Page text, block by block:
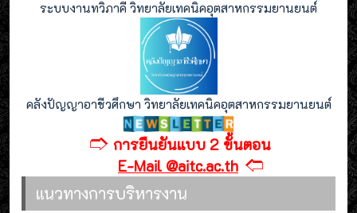
ระบบงานทวิภาคี วิทยาลัยเทคนิคอุตสาหกรรมยานยนต์
คลังปัญญาอาชีวศึกษา วิทยาลัยเทคนิคอุตสาหกรรมยานยนต์
🢣 การยืนยันแบบ 2 ขั้นตอน
E-Mail @aitc.ac.th 🢢
แนวทางการบริหารงาน